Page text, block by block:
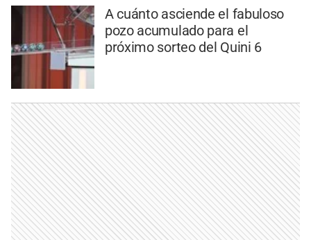
A cuánto asciende el fabuloso
pozo acumulado para el
próximo sorteo del Quini 6